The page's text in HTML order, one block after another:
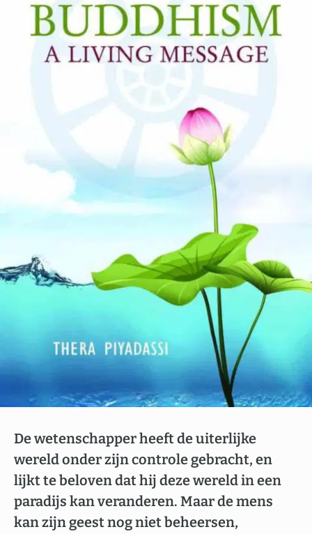
De wetenschapper heeft de uiterlijke
wereld onder zijn controle gebracht, en
lijkt te beloven dat hij deze wereld in een
paradijs kan veranderen. Maar de mens
kan zijn geest nog niet beheersen,